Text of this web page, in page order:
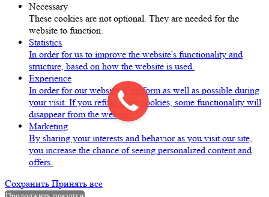
Necessary
These cookies are not optional. They are needed for the
website to function.
Statistics
In order for us to improve the website's functionality and
structure, based on how the website is used.
Experience
In order for our website to perform as well as possible during
your visit. If you refuse these cookies, some functionality will
disappear from the website.
Marketing
By sharing your interests and behavior as you visit our site,
you increase the chance of seeing personalized content and
offers.
Сохранить Принять все